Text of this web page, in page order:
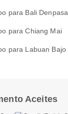
para Bali
para Chiang Mai
para Labuan Bajo
Aceites